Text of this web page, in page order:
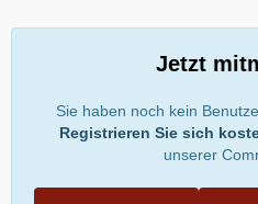
Jetzt
Sie haben noch kein
Registrieren Sie sich
unserer